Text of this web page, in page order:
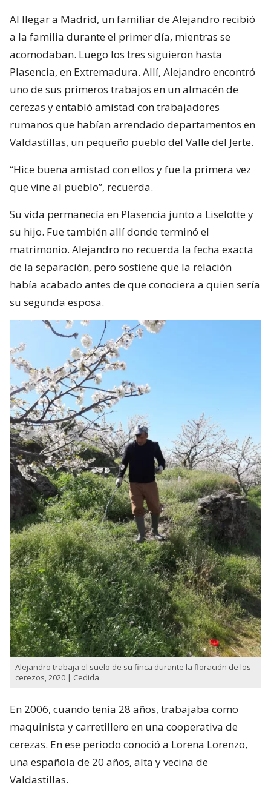
Al llegar a Madrid, un familiar de Alejandro recibió
a la familia durante el primer día, mientras se
acomodaban. Luego los tres siguieron hasta
Plasencia, en Extremadura. Allí, Alejandro encontró
uno de sus primeros trabajos en un almacén de
cerezas y entabló amistad con trabajadores
rumanos que habían arrendado departamentos en
Valdastillas, un pequeño pueblo del Valle del Jerte.
“Hice buena amistad con ellos y fue la primera vez
que vine al pueblo”, recuerda.
Su vida permanecía en Plasencia junto a Liselotte y
su hijo. Fue también allí donde terminó el
matrimonio. Alejandro no recuerda la fecha exacta
de la separación, pero sostiene que la relación
había acabado antes de que conociera a quien sería
su segunda esposa.
Alejandro trabaja el suelo de su finca durante la floración de los
cerezos, 2020 | Cedida
En 2006, cuando tenía 28 años, trabajaba como
maquinista y carretillero en una cooperativa de
cerezas. En ese periodo conoció a Lorena Lorenzo,
una española de 20 años, alta y vecina de
Valdastillas.